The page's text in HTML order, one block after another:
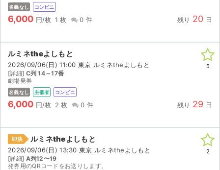
名義なし コンビニ
6,000 円/枚 1 枚 0 件 残り 20 日
ルミネtheよしもと
2026/09/06(日) 11:00 東京 ルミネtheよしもと
[詳細] C列 14～17番
劇場発券
名義なし 主催者 コンビニ
6,000 円/枚 2 枚 0 件 残り 29 日
5
即決 ルミネtheよしもと
2026/09/06(日) 13:30 東京 ルミネtheよしもと
[詳細] A列12〜19
発券用のQRコードをお送りします。
2